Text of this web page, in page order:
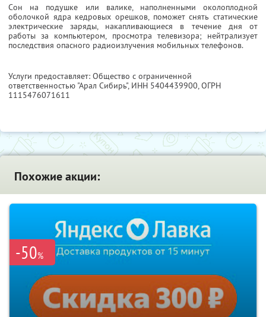
Сон на подушке или валике, наполненными околоплодной
оболочкой ядра кедровых орешков, поможет снять статические
электрические заряды, накапливающиеся в течение дня от
работы за компьютером, просмотра телевизора; нейтрализует
последствия опасного радиоизлучения мобильных телефонов.
Услуги предоставляет: Общество с ограниченной
ответственностью "Арал Сибирь", ИНН 5404439900, ОГРН
1115476071611
Похожие акции:
-50%